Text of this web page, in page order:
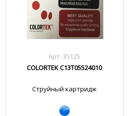
Арт. 35125
COLORTEK C13T05524010
Струйный картридж